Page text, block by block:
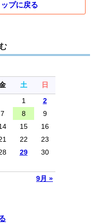
プに戻る
土 日
9月 »
1
2
7 8
9
15
16
22
23
29
30